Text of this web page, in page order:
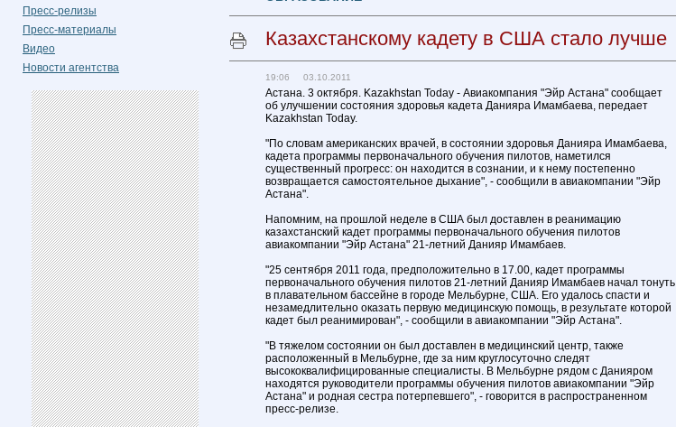
Пресс-релизы
Пресс-материалы
Видео
Новости агентства
Казахстанскому кадету в США стало лучше
19:06 03.10.2011
Астана. 3 октября. Kazakhstan Today - Авиакомпания "Эйр Астана" сообщает
об улучшении состояния здоровья кадета Данияра Имамбаева, передает
Kazakhstan Today.
"По словам американских врачей, в состоянии здоровья Данияра Имамбаева,
кадета программы первоначального обучения пилотов, наметился
существенный прогресс: он находится в сознании, и к нему постепенно
возвращается самостоятельное дыхание", - сообщили в авиакомпании "Эйр
Астана".
Напомним, на прошлой неделе в США был доставлен в реанимацию
казахстанский кадет программы первоначального обучения пилотов
авиакомпании "Эйр Астана" 21-летний Данияр Имамбаев.
"25 сентября 2011 года, предположительно в 17.00, кадет программы
первоначального обучения пилотов 21-летний Данияр Имамбаев начал тонуть
в плавательном бассейне в городе Мельбурне, США. Его удалось спасти и
незамедлительно оказать первую медицинскую помощь, в результате которой
кадет был реанимирован", - сообщили в авиакомпании "Эйр Астана".
"В тяжелом состоянии он был доставлен в медицинский центр, также
расположенный в Мельбурне, где за ним круглосуточно следят
высококвалифицированные специалисты. В Мельбурне рядом с Данияром
находятся руководители программы обучения пилотов авиакомпании "Эйр
Астана" и родная сестра потерпевшего", - говорится в распространенном
пресс-релизе.